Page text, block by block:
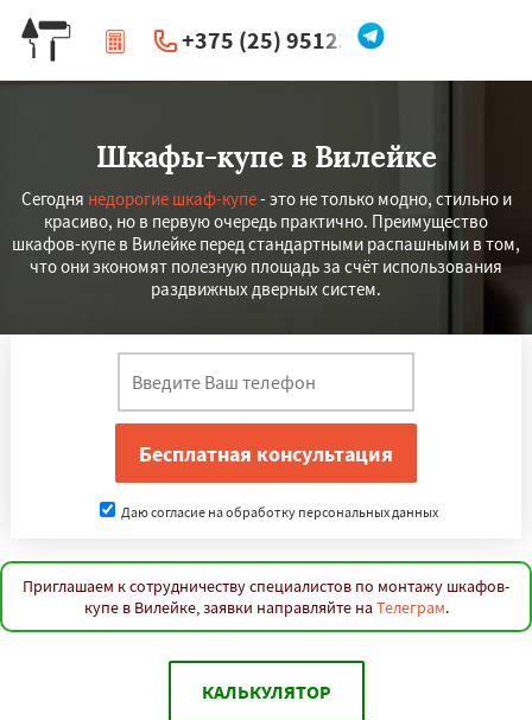
+375 (25) 951234
| Перезвоните мне
Шкафы-купе в Вилейке
Сегодня недорогие шкаф-купе- это не только модно, стильно и
красиво, но в первую очередь практично. Преимущество
шкафов-купе в Вилейке перед стандартными распашными в том,
что они экономят полезную площадь за счёт использования
раздвижных дверных систем.
Даю согласие на обработку персональных данных
Приглашаем к сотрудничеству специалистов по монтажу шкафов-
купе в Вилейке, заявки направляйте на Телеграм.
КАЛЬКУЛЯТОР